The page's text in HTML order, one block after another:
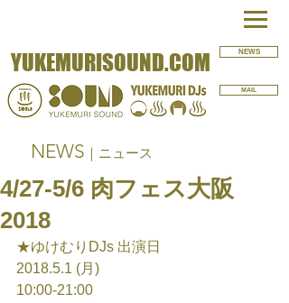
YUKEMURISOUND.COM NEWS
MAIL
NEWS ｜ニュース
4/27-5/6 肉フェス大阪
2018
★ゆけむりDJs 出演日
2018.5.1 (月)
10:00-21:00